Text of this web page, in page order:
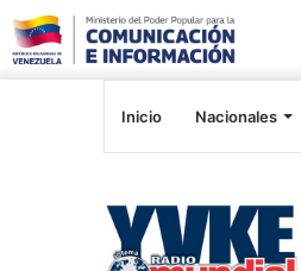
Inicio Nacionales